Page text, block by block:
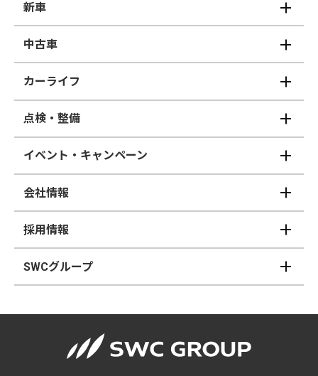
新車
中古車
カーライフ
点検・整備
イベント・キャンペーン
会社情報
採用情報
SWCグループ